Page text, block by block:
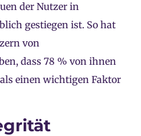
der Nutzer in
gestiegen ist. So hat
von
dass 78 % von ihnen
einen wichtigen Faktor